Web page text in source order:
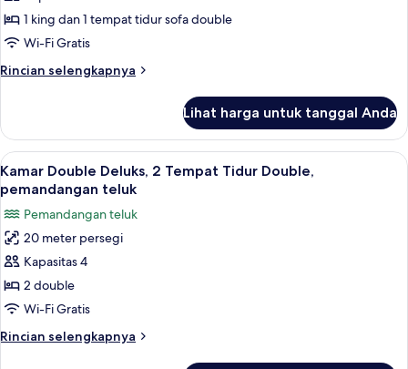
area
halaman
Suite
Standar
1 king dan 1 tempat tidur sofa double
Wi-Fi Gratis
Rincian selengkapnya
Rincian
Suite
Standar
Lihat harga untuk tanggal Anda
Lihat
semua
foto
untuk
Kamar
Double
Deluks,
2
Tempat
Tidur
Kamar Double Deluks, 2 Tempat
13
Kamar Double Deluks, 2 Tempat Tidur Double,
pemandangan teluk
Pemandangan teluk
20 meter persegi
Kapasitas 4
2 double
Wi-Fi Gratis
Rincian selengkapnya
Rincian